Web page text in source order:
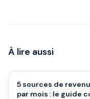
À lire aussi
5 sources de
par mois : le guide